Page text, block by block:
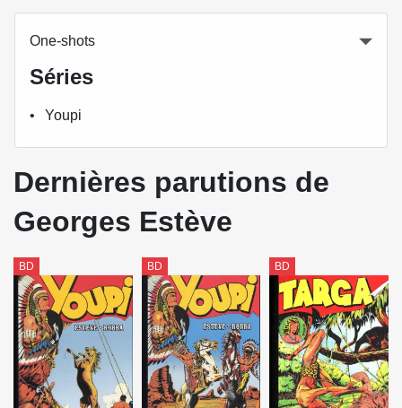
One-shots
Séries
Youpi
Dernières parutions de
Georges Estève
BD BD BD